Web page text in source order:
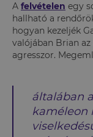
A felvételen egy
hallható a
hogyan kezeljék
valójában Brian az
agresszor.
általában
kaméleon